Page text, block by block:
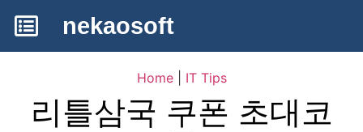
nekaosoft
Home| IT Tips
리틀삼국 쿠폰 초대코